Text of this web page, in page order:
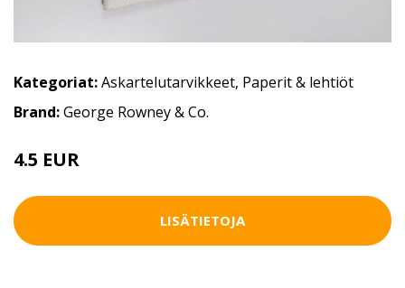
Kategoriat:Askartelutarvikkeet, Paperit & lehtiöt
Brand:George Rowney & Co.
4.5 EUR
LISÄTIETOJA